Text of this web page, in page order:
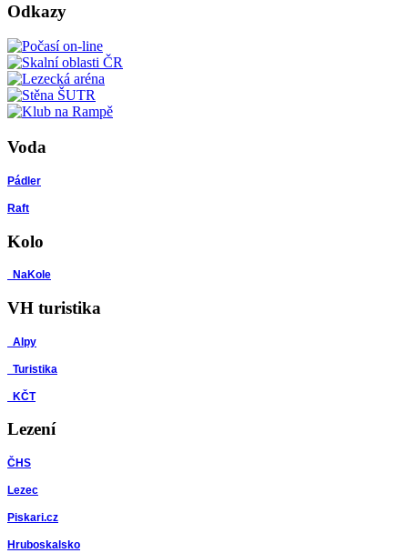
Odkazy
Voda
Pádler
Raft
Kolo
NaKole
VH turistika
Alpy
Turistika
KČT
Lezení
ČHS
Lezec
Piskari.cz
Hruboskalsko